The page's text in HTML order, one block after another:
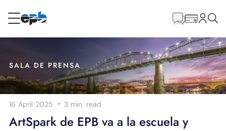
Internet
Energía
principal
SALA DE PRENSA
16 April 2025 · 3 min. read
ArtSpark de EPB va a la escuela y